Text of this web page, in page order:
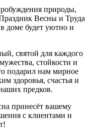
природы,
Весны и Труда
доме будет уютно и
святой для каждого
стойкости и
подарил нам мирное
здоровья, счастья и
предков.
принесёт вашему
с клиентами и